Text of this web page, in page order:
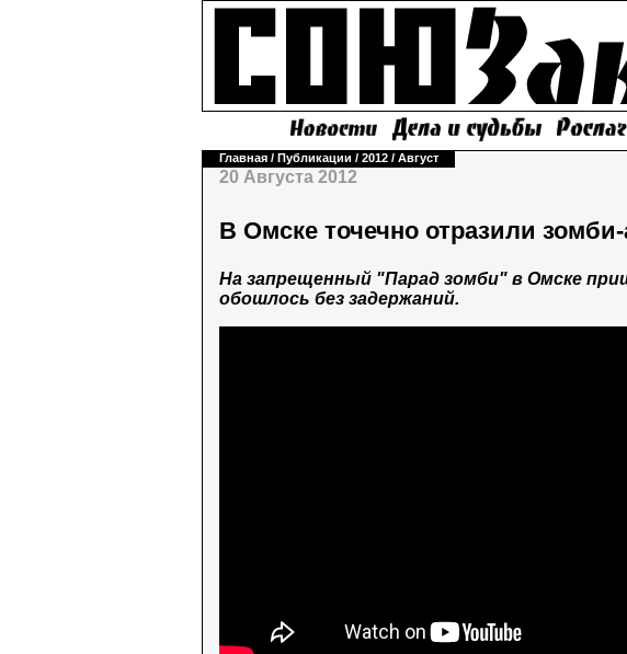
Главная / Публикации / 2012 / Август
20 Августа 2012
В Омске точечно отразили
На запрещенный "Парад зомби" в Омске
обошлось без задержаний.